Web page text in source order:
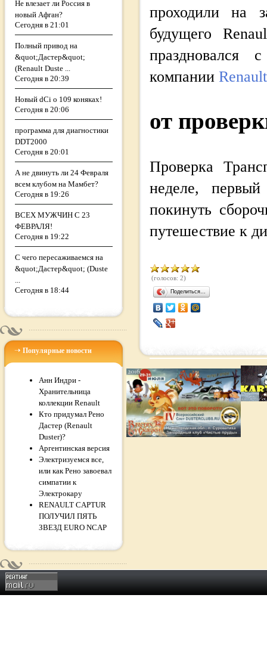
Не влезает ли Россия в
новый Афган?
Сегодня в 21:01
Полный привод на
&quot;Дастер&quot;
(Renault Duste ...
Сегодня в 20:39
Новый dCi о 109 коняках!
Сегодня в 20:06
программа для диагностики
DDT2000
Сегодня в 20:01
А не двинуть ли 24 Февраля
всем клубом на Мамбет?
Сегодня в 19:26
ВСЕХ МУЖЧИН С 23
ФЕВРАЛЯ!
Сегодня в 19:22
С чего пересаживаемся на
&quot;Дастер&quot; (Duste
...
Сегодня в 18:44
Популярные новости
Анн Индри -
Хранительница
коллекции Renault
Кто придумал Рено
Дастер (Renault
Duster)?
Аргентинская версия
Электризуемся все,
или как Рено завоевал
симпатии к
Электрокару
RENAULT CAPTUR
ПОЛУЧИЛ ПЯТЬ
ЗВЕЗД EURO NCAP
проходили на
будущего
праздновался
компании Renault
от
Проверка
неделе,
покинуть
путешествие к
(голосов: 2)
Поделиться…